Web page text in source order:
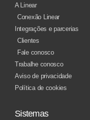
A Linear
Conexão Linear
Integrações e parcerias
Clientes
Fale conosco
Trabalhe conosco
Aviso de privacidade
Política de cookies
Sistemas